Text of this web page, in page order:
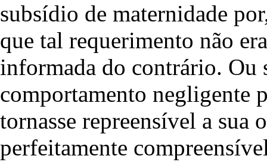
subsídio de maternidade
que tal requerimento não
informada do contrário. Ou
comportamento negligente
tornasse repreensível a sua
perfeitamente